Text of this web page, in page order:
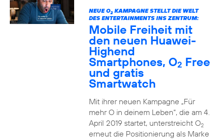
NEUE O2KAMPAGNE STELLT DIE WELT
DES ENTERTAINMENTS INS ZENTRUM:
Mobile Freiheit mit
den neuen Huawei-
Highend
Smartphones, O2 Free
und gratis
Smartwatch
Mit ihrer neuen Kampagne „Für
mehr O in deinem Leben“, die am 4.
April 2019 startet, unterstreicht O2
erneut die Positionierung als Marke